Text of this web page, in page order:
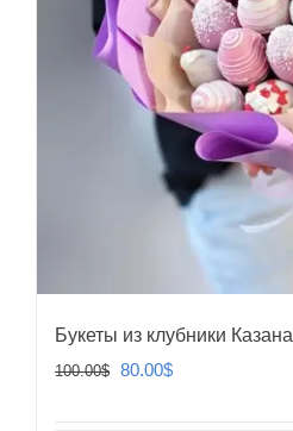
Букеты из клубники Казана
100.00$ Первоначальная
80.00$Текущая